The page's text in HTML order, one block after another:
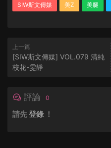
SIW斯文傳媒 美Z 美腿
上一篇
[SIW斯文傳媒] VOL.079 清純
校花-雯靜
評論 0
請先登錄 ！